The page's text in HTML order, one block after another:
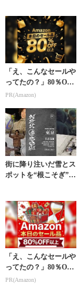
ィングの...
「え、こんなセールや
ってたの？」80％OFF
以上が続々登場！Am
PR(Amazon)
街に降り注いだ雪とス
ポットを“根こそぎ”追
ストリートスノ...
「え、こんなセールや
ってたの？」80％OFF
以上が続々登場！Am
PR(Amazon)